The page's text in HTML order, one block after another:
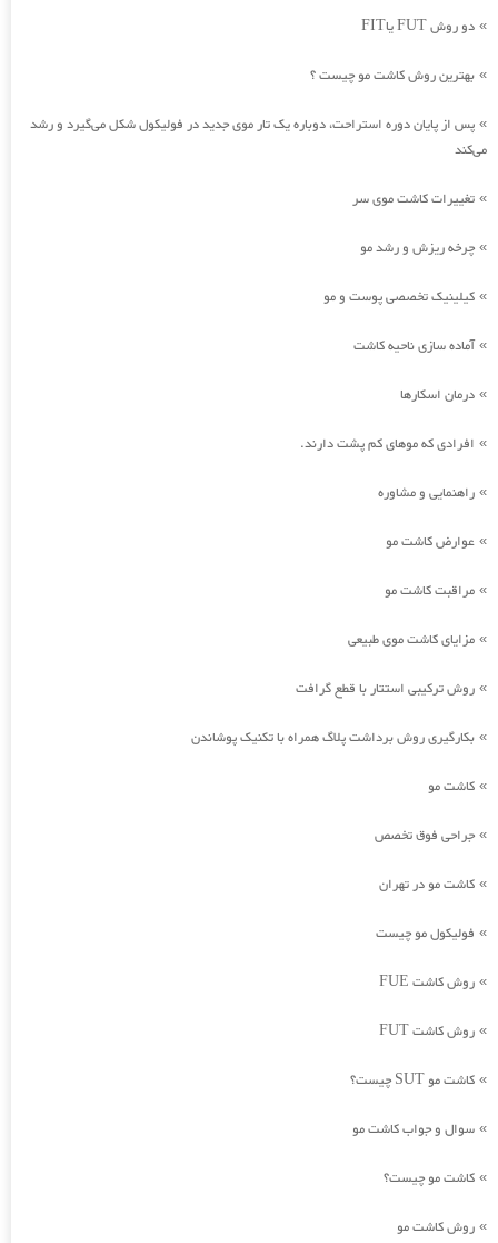
» دو روش FUT یاFIT
» بهترین روش کاشت مو چیست ؟
» پس از پایان دوره استراحت، دوباره یک تار موی جدید در فولیکول شکل می‌گیرد و رشد
می‌کند
» تغییرات کاشت موی سر
» چرخه ریزش و رشد مو
» کیلینیک تخصصی پوست و مو
»آماده سازی ناحیه کاشت
» درمان اسکارها
» افرادی که موهای کم پشت دارند.
» راهنمایی و مشاوره
» عوارض کاشت مو
» مراقبت کاشت مو
» مزایای کاشت موی طبیعی
» روش ترکیبی استتار با قطع گرافت
» بکارگیری روش برداشت پلاگ همراه با تکنیک پوشاندن
» کاشت مو
» جراحی فوق تخصص
» کاشت مو در تهران
» فولیکول مو چیست
» روش کاشت FUE
» روش کاشت FUT
» کاشت مو SUT چیست؟
» سوال و جواب کاشت مو
» کاشت مو چیست؟
» روش کاشت مو